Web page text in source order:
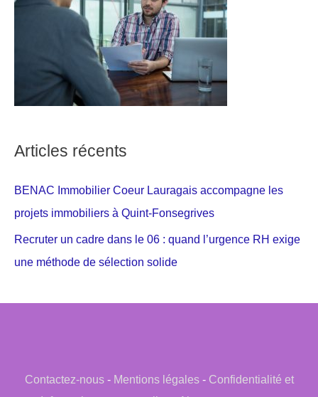
Articles récents
BENAC Immobilier Coeur Lauragais accompagne les
projets immobiliers à Quint-Fonsegrives
Recruter un cadre dans le 06 : quand l’urgence RH exige
une méthode de sélection solide
Contactez-nous- Mentions légales- Confidentialité et